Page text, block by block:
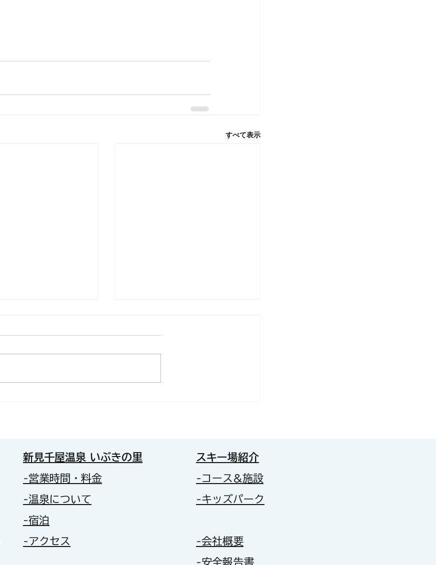
すべて表示
新見千屋温泉 いぶきの里
-営業時間・料金
-温泉について
-宿泊
-アクセス
スキー場紹介
-コース&施設
-キッズパーク
-会社概要
-安全報告書